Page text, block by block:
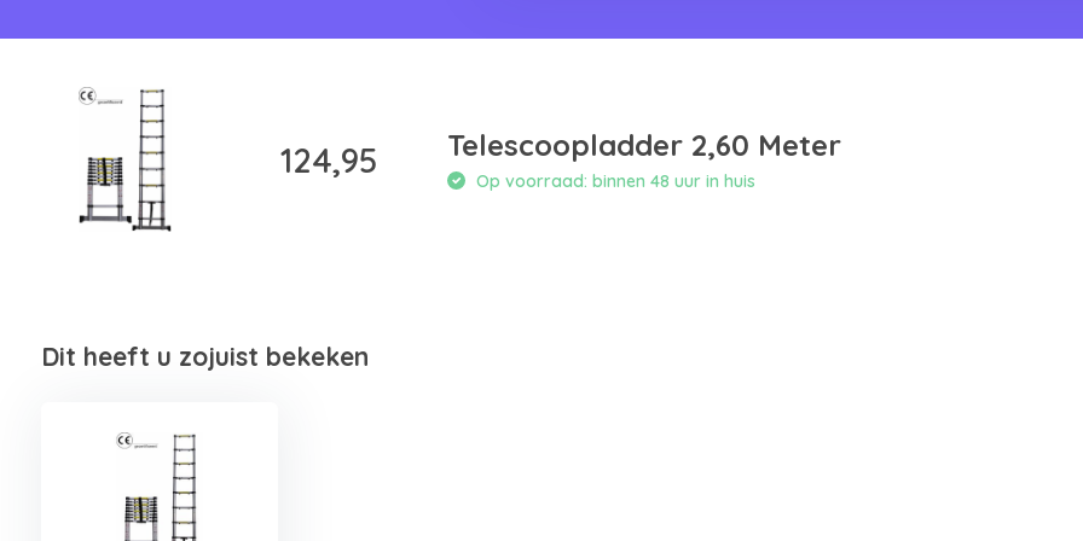
124,95 Telescoopladder 2,60 Meter
Op voorraad: binnen 48 uur in huis
Dit heeft u zojuist bekeken